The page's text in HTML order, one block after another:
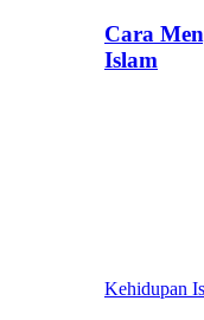
Cara
Islam
Kehidupan